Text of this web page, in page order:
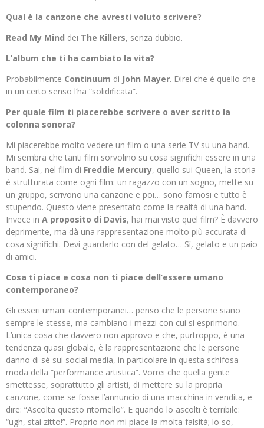
Qual è la canzone che avresti voluto scrivere?
Read My Mind dei The Killers, senza dubbio.
L’album che ti ha cambiato la vita?
Probabilmente Continuum di John Mayer. Direi che è quello che
in un certo senso l’ha “solidificata”.
Per quale film ti piacerebbe scrivere o aver scritto la
colonna sonora?
Mi piacerebbe molto vedere un film o una serie TV su una band.
Mi sembra che tanti film sorvolino su cosa significhi essere in una
band. Sai, nel film di Freddie Mercury, quello sui Queen, la storia
è strutturata come ogni film: un ragazzo con un sogno, mette su
un gruppo, scrivono una canzone e poi… sono famosi e tutto è
stupendo. Questo viene presentato come la realtà di una band.
Invece in A proposito di Davis, hai mai visto quel film? È davvero
deprimente, ma dà una rappresentazione molto più accurata di
cosa significhi. Devi guardarlo con del gelato… Sì, gelato e un paio
di amici.
Cosa ti piace e cosa non ti piace dell’essere umano
contemporaneo?
Gli esseri umani contemporanei… penso che le persone siano
sempre le stesse, ma cambiano i mezzi con cui si esprimono.
L’unica cosa che davvero non approvo e che, purtroppo, è una
tendenza quasi globale, è la rappresentazione che le persone
danno di sé sui social media, in particolare in questa schifosa
moda della “performance artistica”. Vorrei che quella gente
smettesse, soprattutto gli artisti, di mettere su la propria
canzone, come se fosse l’annuncio di una macchina in vendita, e
dire: “Ascolta questo ritornello”. E quando lo ascolti è terribile:
“ugh, stai zitto!”. Proprio non mi piace la molta falsità; lo so,